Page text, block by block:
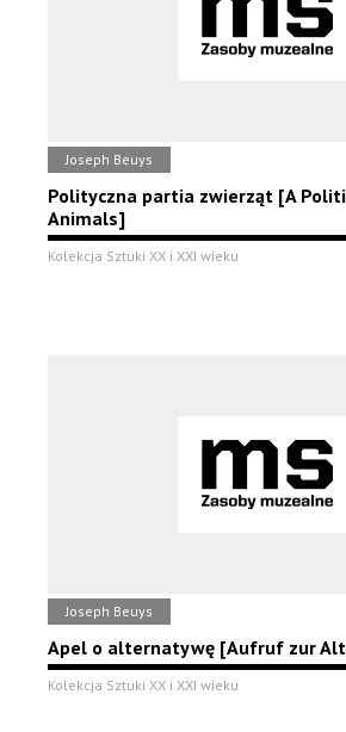
Joseph Beuys
Polityczna partia zwierząt [A
Animals]
Kolekcja Sztuki XX i XXI wieku
Joseph Beuys
Apel o alternatywę [Aufruf zur
Kolekcja Sztuki XX i XXI wieku